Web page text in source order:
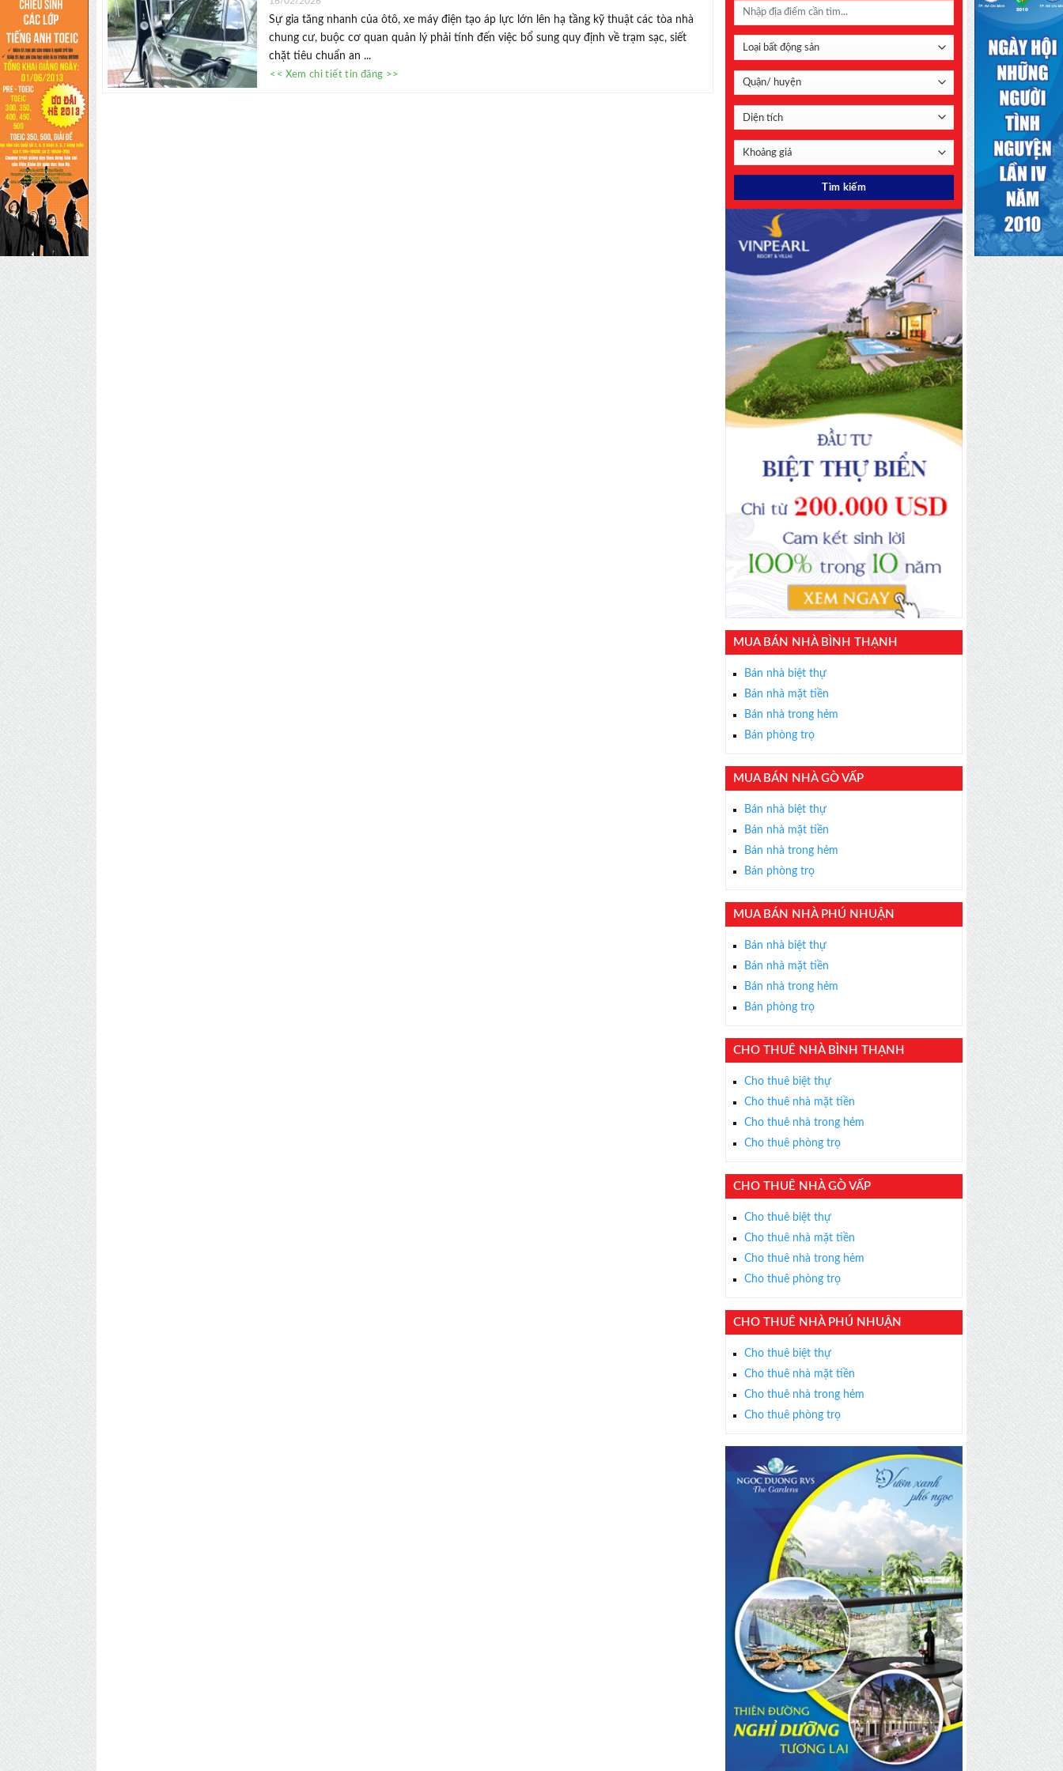
Với hơn 1000 căn nhà và 50 sales thân thiện, nhiệt tình,
×
Sự gia tăng nhanh của ôtô, xe máy điện tạo áp lực lớn lên hạ tầng kỹ thuật các tòa nhà
chung cư, buộc cơ quan quản lý phải tính đến việc bổ sung quy định về trạm sạc, siết
chặt tiêu chuẩn an ...
<< Xem chi tiết tin đăng >>
MUA BÁN NHÀ BÌNH THẠNH
Bán nhà biệt thự
Bán nhà mặt tiền
Bán nhà trong hẻm
Bán phòng trọ
MUA BÁN NHÀ GÒ VẤP
Bán nhà biệt thự
Bán nhà mặt tiền
Bán nhà trong hẻm
Bán phòng trọ
MUA BÁN NHÀ PHÚ NHUẬN
Bán nhà biệt thự
Bán nhà mặt tiền
Bán nhà trong hẻm
Bán phòng trọ
CHO THUÊ NHÀ BÌNH THẠNH
Cho thuê biệt thự
Cho thuê nhà mặt tiền
Cho thuê nhà trong hẻm
Cho thuê phòng trọ
CHO THUÊ NHÀ GÒ VẤP
Cho thuê biệt thự
Cho thuê nhà mặt tiền
Cho thuê nhà trong hẻm
Cho thuê phòng trọ
CHO THUÊ NHÀ PHÚ NHUẬN
Cho thuê biệt thự
Cho thuê nhà mặt tiền
Cho thuê nhà trong hẻm
Cho thuê phòng trọ